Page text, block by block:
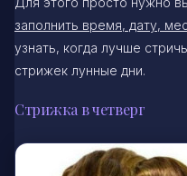
заполнить время, дату,
узнать, когда лучше
стрижек лунные дни.
Стрижка в четверг